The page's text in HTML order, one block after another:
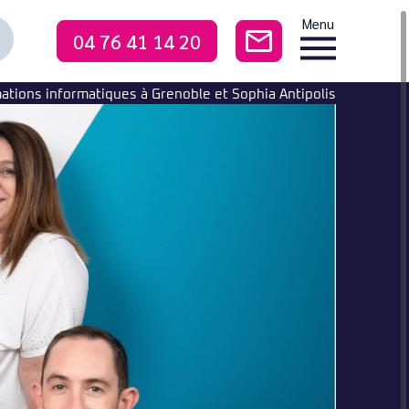
04 76 41 14 20
CONTACTEZ-
Menu
informatiques à Grenoble et Sophia Antipolis